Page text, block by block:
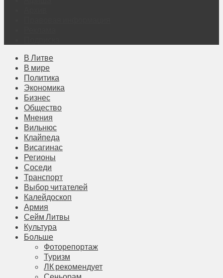
В Литве
В мире
Политика
Экономика
Бизнес
Общество
Мнения
Вильнюс
Клайпеда
Висагинас
Регионы
Соседи
Транспорт
Выбор читателей
Калейдоскоп
Армия
Сейм Литвы
Культура
Больше
Фоторепортаж
Туризм
ЛК рекомендует